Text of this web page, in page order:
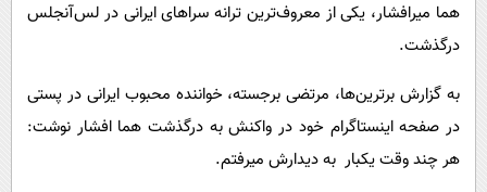
فناوری
حوادث
محیط زیست
روانشناسی
دانلود
هما میرافشار، یکی از معروف‌ترین ترانه سراهای ایرانی در لس‌آنجلس
درگذشت.
به گزارش برترین‌‌ها، مرتضی برجسته، خواننده محبوب ایرانی در پستی
در صفحه اینستاگرام خود در واکنش به درگذشت هما افشار نوشت:
هر چند وقت یکبار به دیدارش میرفتم.